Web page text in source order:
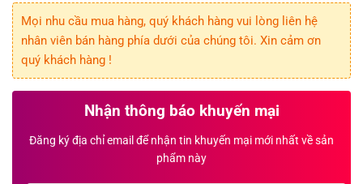
Mọi nhu cầu mua hàng, quý khách hàng vui lòng liên hệ
nhân viên bán hàng phía dưới của chúng tôi. Xin cảm ơn
quý khách hàng !
Nhận thông báo khuyến mại
Đăng ký địa chỉ email để nhận tin khuyến mại mới nhất về sản
phẩm này